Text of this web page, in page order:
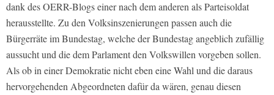
dank des OERR-Blogs einer nach dem anderen als Parteisoldat
herausstellte. Zu den Volksinszenierungen passen auch die
Bürgerräte im Bundestag, welche der Bundestag angeblich zufällig
aussucht und die dem Parlament den Volkswillen vorgeben sollen.
Als ob in einer Demokratie nicht eben eine Wahl und die daraus
hervorgehenden Abgeordneten dafür da wären, genau diesen